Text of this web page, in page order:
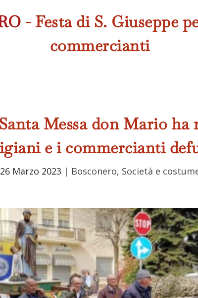
- Festa di S. Giuseppe
commercianti
Messa don Mario
e i commercianti
26 Marzo 2023 | Bosconero, Società e